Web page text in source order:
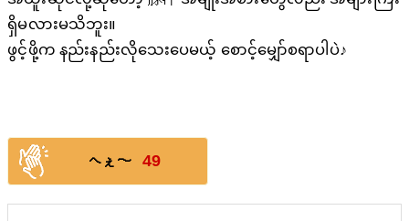
ရှိမလားမသိဘူး။
ဖွင့်ဖို့က နည်းနည်းလိုသေးပေမယ့် စောင့်မျှော်စရာပါပဲ♪
へぇ〜 49